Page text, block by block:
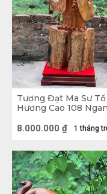
Tượng Gỗ là
Tượng Gỗ là một
nhiều ý nghĩa,
của gia chủ khi
Phong Thủy đều
hình thành từ
với bàn tay điêu
nên một bức
Tượng Đạt Ma Sư Tổ
Hương Cao 108
1 tháng
8.000.000 ₫